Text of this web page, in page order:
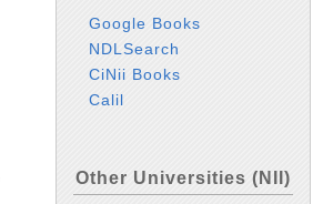
Google Books
NDLSearch
CiNii Books
Calil
Other Universities (NII)